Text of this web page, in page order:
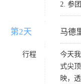
2. 参
第2天 马德
行程
今天
式尖
映，